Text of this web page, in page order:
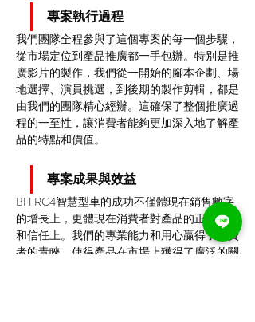
專案執行過程
我們團隊全程參與了這個專案的每一個步驟，
從市場定位到產品推廣都一手包辦。特別是推
廣影片的製作，我們從一開始的腳本企劃、場
地選擇、演員挑選，到後期的製作剪輯，都是
由我們的團隊精心經辦。這確保了整個推廣過
程的一至性，讓消費者能夠更加深入地了解產
品的特點和價值。
專案成果與效益
BH RC4智慧型車的成功不僅體現在銷售數字
的增長上，更體現在消費者對產品的正面評價
和信任上。我們的專業能力和用心贏得了消費
者的青睞，使得產品在市場上獲得了廣泛的關